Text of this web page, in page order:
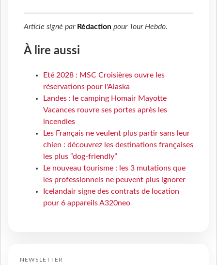
Article signé par Rédaction pour Tour Hebdo.
À lire aussi
Eté 2028 : MSC Croisières ouvre les
réservations pour l'Alaska
Landes : le camping Homair Mayotte
Vacances rouvre ses portes après les
incendies
Les Français ne veulent plus partir sans leur
chien : découvrez les destinations françaises
les plus “dog-friendly”
Le nouveau tourisme : les 3 mutations que
les professionnels ne peuvent plus ignorer
Icelandair signe des contrats de location
pour 6 appareils A320neo
NEWSLETTER